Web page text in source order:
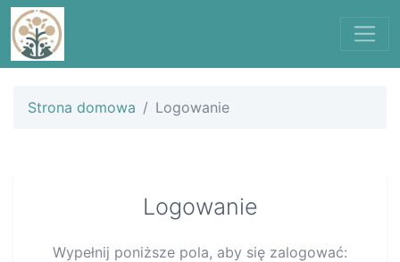
Strona domowa Logowanie
Logowanie
Wypełnij poniższe pola, aby się zalogować: